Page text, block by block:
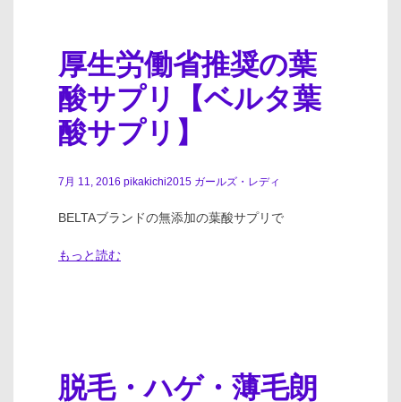
厚生労働省推奨の葉
酸サプリ【ベルタ葉
酸サプリ】
7月 11, 2016 pikakichi2015 ガールズ・レディ
BELTAブランドの無添加の葉酸サプリで
もっと読む
脱毛・ハゲ・薄毛朗